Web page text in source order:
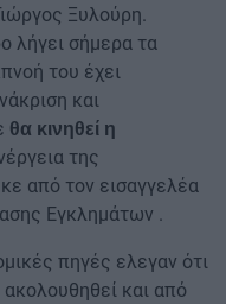
Ξυλούρη.
λήγει σήμερα τα
του έχει
και
θα κινηθεί η
της
από τον εισαγγελέα
Εγκλημάτων .
πηγές ελεγαν ότι
και από